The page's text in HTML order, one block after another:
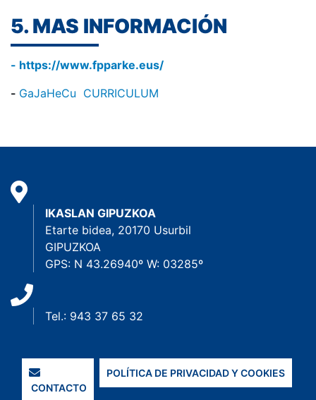
5. MAS INFORMACIÓN
- https://www.fpparke.eus/
- GaJaHeCu CURRICULUM
IKASLAN GIPUZKOA
Etarte bidea, 20170 Usurbil
GIPUZKOA
GPS: N 43.26940º W: 03285º
Tel.: 943 37 65 32
CONTACTO
POLÍTICA DE PRIVACIDAD Y COOKIES